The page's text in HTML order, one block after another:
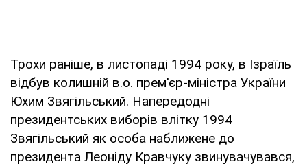
Трохи раніше, в листопаді 1994 року, в Ізраїль
відбув колишній в.о. прем'єр-міністра України
Юхим Звягільський. Напередодні
президентських виборів влітку 1994
Звягільський як особа наближене до
президента Леоніду Кравчуку звинувачувався,